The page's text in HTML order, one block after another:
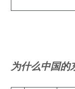
为什么中国的